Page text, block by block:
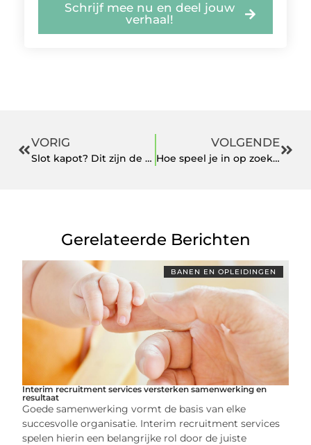
Schrijf mee nu en deel jouw
verhaal!
VORIG
Slot kapot? Dit zijn de meest voorkomende oorzaken
VOLGENDE
Hoe speel je in op zoekintentie?
Gerelateerde Berichten
BANEN EN OPLEIDINGEN
Interim recruitment services versterken samenwerking en
resultaat
Goede samenwerking vormt de basis van elke
succesvolle organisatie. Interim recruitment services
spelen hierin een belangrijke rol door de juiste